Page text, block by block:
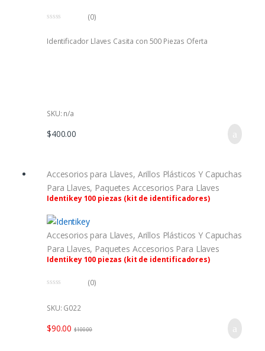
u
(0)
Identificador Llaves Casita con 500 Piezas Oferta
SKU: n/a
$400.00
Accesorios para Llaves, Arillos Plásticos Y Capuchas
Para Llaves, Paquetes Accesorios Para Llaves
Identikey 100 piezas (kit de identificadores)
Accesorios para Llaves, Arillos Plásticos Y Capuchas
Para Llaves, Paquetes Accesorios Para Llaves
Identikey 100 piezas (kit de identificadores)
u
e
a
d
(0)
SKU: G022
$90.00 $100.00